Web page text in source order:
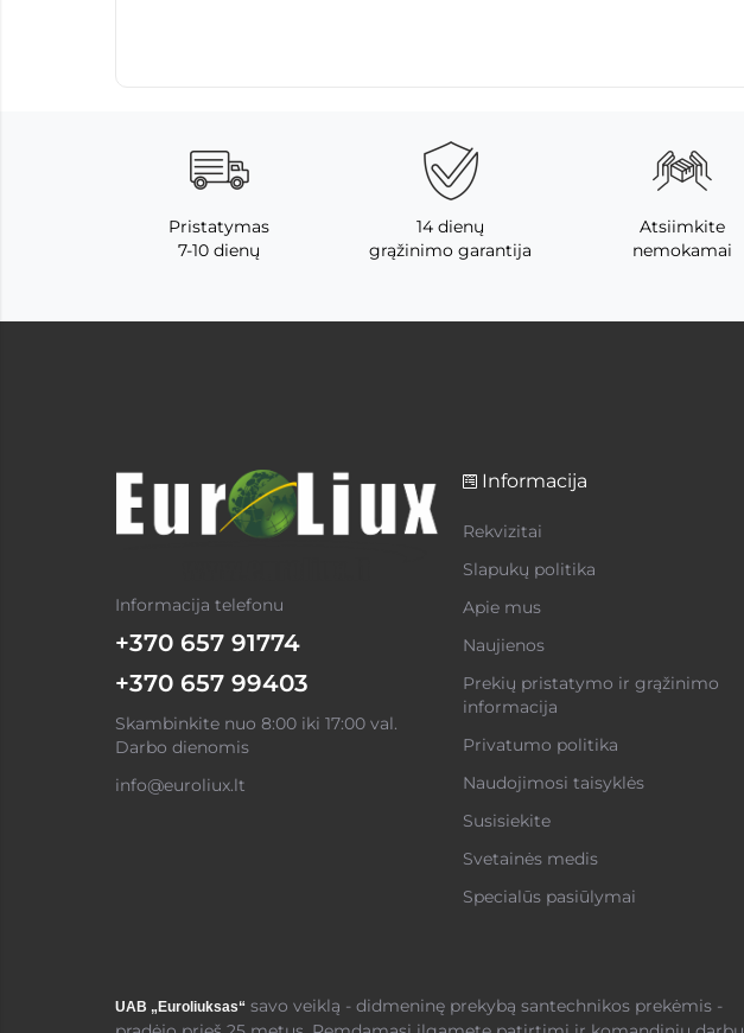
Pristatymas
7-10 dienų
14 dienų
grąžinimo garantija
Atsiimkite
nemokamai
Informacija telefonu
+370 657 91774
+370 657 99403
Skambinkite nuo 8:00 iki 17:00 val.
Darbo dienomis
info@euroliux.lt
Informacija
Rekvizitai
Slapukų politika
Apie mus
Naujienos
Prekių pristatymo ir grąžinimo
informacija
Privatumo politika
Naudojimosi taisyklės
Susisiekite
Svetainės medis
Specialūs pasiūlymai
UAB „Euroliuksas“ savo veiklą - didmeninę prekybą santechnikos prekėmis -